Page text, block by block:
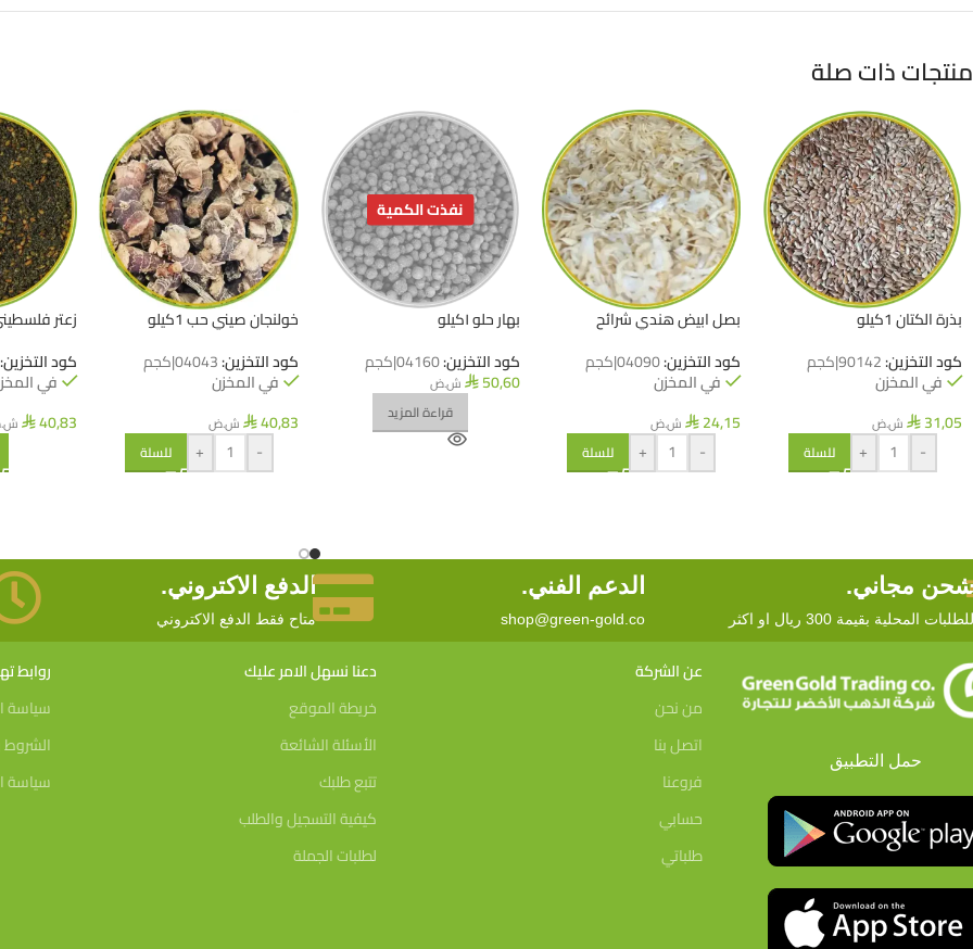
منتجات ذات صلة
بذرة الكتان 1كيلو
كود التخزين:90142|كجم
في المخزن
⃁ 31,05 ش.ض
-
+ للسلة
بصل ابيض هندي شرائح
كود التخزين:04090|كجم
في المخزن
⃁ 24,15 ش.ض
-
+ للسلة
نفذت الكمية
بهار حلو ١كيلو
كود التخزين:04160|كجم
⃁50,60 ش.ض
قراءة المزيد
خولنجان صيني حب 1كيلو
كود التخزين:04043|كجم
في المخزن
⃁ 40,83 ش.ض
-
+ للسلة
زعتر
كود التخزين:
في
⃁ 40,83
شحن مجاني.
للطلبات المحلية بقيمة 300 ريال او اكثر
الدعم الفني.
shop@green-gold.co
الدفع الاكتروني.
متاح فقط الدفع الاكتروني
حمل التطبيق
عن الشركة
من نحن
اتصل بنا
فروعنا
حسابي
طلباتي
دعنا نسهل الامر عليك
خريطة الموقع
الأسئلة الشائعة
تتبع طلبك
كيفية التسجيل والطلب
لطلبات الجملة
روابط
سياسة
الشروط
سياسة